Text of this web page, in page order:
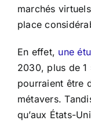
marchés
place
En effet, une
2030, plus de
pourraient être
métavers.
qu’aux États-